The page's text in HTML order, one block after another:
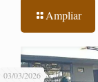
Ampliar
03/03/2026